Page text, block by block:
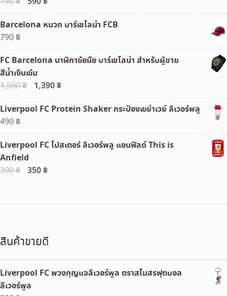
price
was:
price
is:
Barcelona หมวก บาร์เซโลน่า FCB
790 ฿
FC Barcelona นาฬิกาข้อมือ บาร์เซโลน่า สำหรับผู้ชาย
สีน้ำเงินเข้ม
1,590฿
Original
price
was:
1,390 ฿Current
price
is:
Liverpool FC Protein Shaker กระป๋องเขย่าเวย์ ลิเวอร์พลู
490 ฿
Liverpool FC โปสเตอร์ ลิเวอร์พลู แอนฟิลด์ This is
Anfield
390฿
Original
350 ฿Current
สินค้าขายดี
Liverpool FC พวงกุญแจลิเวอร์พูล ตราสโมสรฟุตบอล
ลิเวอร์พูล